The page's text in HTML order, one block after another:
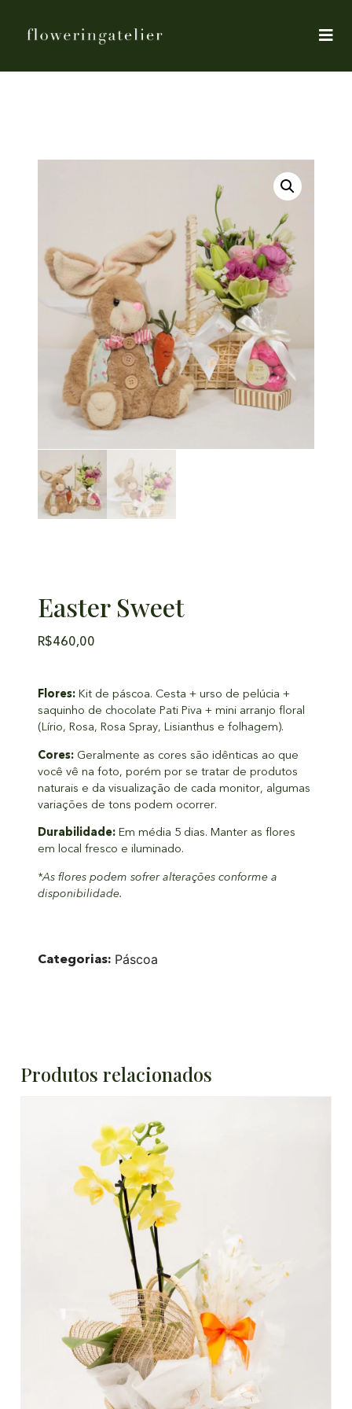
Easter Sweet
R$460,00
Flores: Kit de páscoa. Cesta + urso de pelúcia +
saquinho de chocolate Pati Piva + mini arranjo floral
(Lírio, Rosa, Rosa Spray, Lisianthus e folhagem).
Cores: Geralmente as cores são idênticas ao que
você vê na foto, porém por se tratar de produtos
naturais e da visualização de cada monitor, algumas
variações de tons podem ocorrer.
Durabilidade: Em média 5 dias. Manter as flores
em local fresco e iluminado.
*As flores podem sofrer alterações conforme a
disponibilidade.
Categorias: Páscoa
Produtos relacionados
DETALHES